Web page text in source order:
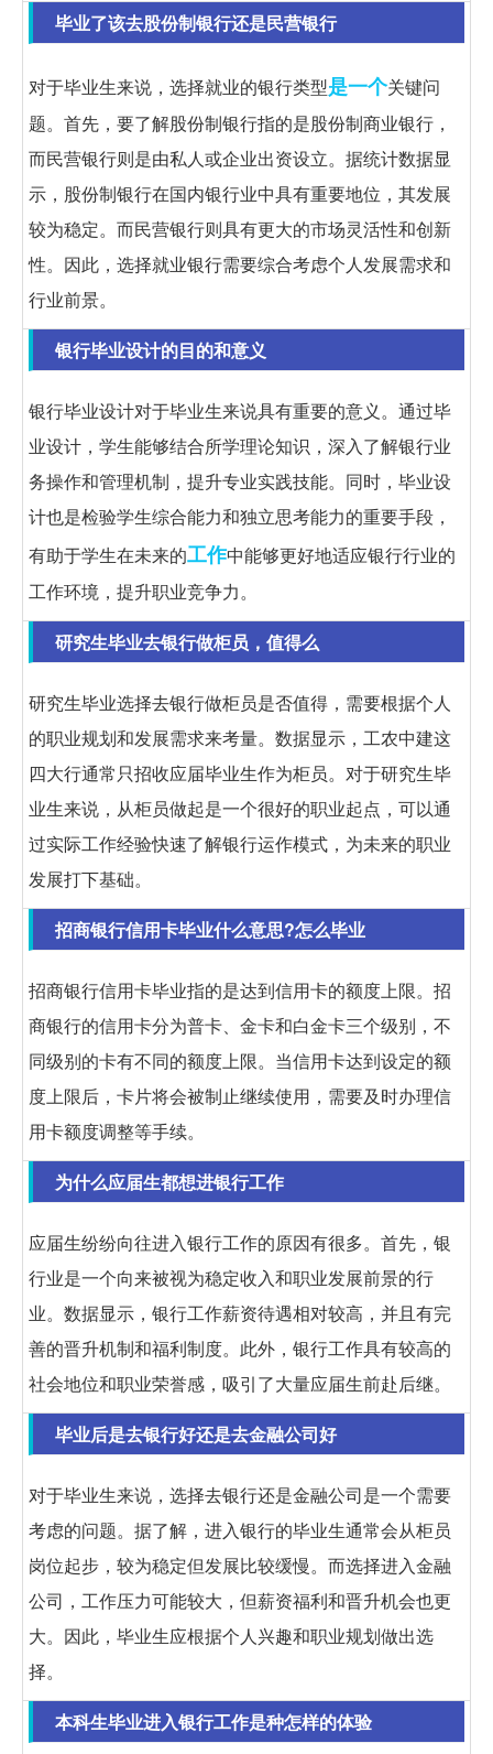
毕业了该去股份制银行还是民营银行
对于毕业生来说，选择就业的银行类型是一个关键问
题。首先，要了解股份制银行指的是股份制商业银行，
而民营银行则是由私人或企业出资设立。据统计数据显
示，股份制银行在国内银行业中具有重要地位，其发展
较为稳定。而民营银行则具有更大的市场灵活性和创新
性。因此，选择就业银行需要综合考虑个人发展需求和
行业前景。
银行毕业设计的目的和意义
银行毕业设计对于毕业生来说具有重要的意义。通过毕
业设计，学生能够结合所学理论知识，深入了解银行业
务操作和管理机制，提升专业实践技能。同时，毕业设
计也是检验学生综合能力和独立思考能力的重要手段，
有助于学生在未来的工作中能够更好地适应银行行业的
工作环境，提升职业竞争力。
研究生毕业去银行做柜员，值得么
研究生毕业选择去银行做柜员是否值得，需要根据个人
的职业规划和发展需求来考量。数据显示，工农中建这
四大行通常只招收应届毕业生作为柜员。对于研究生毕
业生来说，从柜员做起是一个很好的职业起点，可以通
过实际工作经验快速了解银行运作模式，为未来的职业
发展打下基础。
招商银行信用卡毕业什么意思?怎么毕业
招商银行信用卡毕业指的是达到信用卡的额度上限。招
商银行的信用卡分为普卡、金卡和白金卡三个级别，不
同级别的卡有不同的额度上限。当信用卡达到设定的额
度上限后，卡片将会被制止继续使用，需要及时办理信
用卡额度调整等手续。
为什么应届生都想进银行工作
应届生纷纷向往进入银行工作的原因有很多。首先，银
行业是一个向来被视为稳定收入和职业发展前景的行
业。数据显示，银行工作薪资待遇相对较高，并且有完
善的晋升机制和福利制度。此外，银行工作具有较高的
社会地位和职业荣誉感，吸引了大量应届生前赴后继。
毕业后是去银行好还是去金融公司好
对于毕业生来说，选择去银行还是金融公司是一个需要
考虑的问题。据了解，进入银行的毕业生通常会从柜员
岗位起步，较为稳定但发展比较缓慢。而选择进入金融
公司，工作压力可能较大，但薪资福利和晋升机会也更
大。因此，毕业生应根据个人兴趣和职业规划做出选
择。
本科生毕业进入银行工作是种怎样的体验